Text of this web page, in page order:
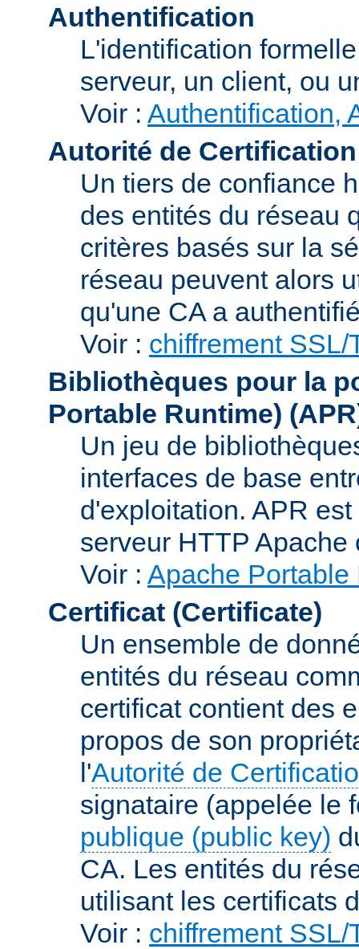
Authentification
L'identification
serveur, un client, ou
Voir : Authentification,
Autorité de
Un tiers de confiance
des entités du réseau
critères basés sur la
réseau peuvent alors
qu'une CA a
Voir : chiffrement SSL/
Bibliothèques pour la
Portable Runtime)
Un jeu de
interfaces de base
d'exploitation. APR
serveur HTTP
Voir : Apache
Certificat (Certificate)
Un ensemble de
entités du réseau
certificat contient des
propos de son
l'Autorité de
signataire (appelée le
publique (public key)
CA. Les entités du
utilisant les certificats
Voir : chiffrement SSL/